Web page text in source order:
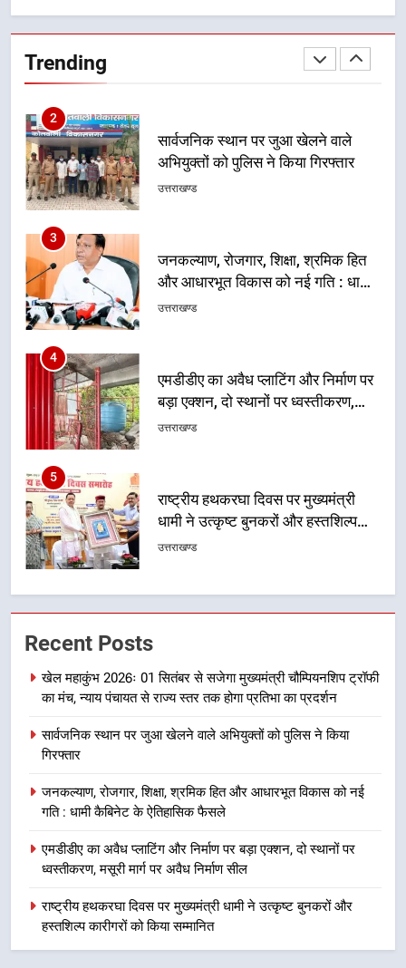
Trending
मुख्यमंत्री चौम्पियनशिप ट्रॉफी का मंच,
न्याय पंचायत से राज्य स्तर तक होगा
2
सार्वजनिक स्थान पर जुआ खेलने वाले
अभियुक्तों को पुलिस ने किया गिरफ्तार
उत्तराखण्ड
3
जनकल्याण, रोजगार, शिक्षा, श्रमिक हित
और आधारभूत विकास को नई गति : धामी
कैबिनेट के ऐतिहासिक फैसले
उत्तराखण्ड
4
एमडीडीए का अवैध प्लाटिंग और निर्माण पर
बड़ा एक्शन, दो स्थानों पर ध्वस्तीकरण,
मसूरी मार्ग पर अवैध निर्माण सील
उत्तराखण्ड
5
राष्ट्रीय हथकरघा दिवस पर मुख्यमंत्री
धामी ने उत्कृष्ट बुनकरों और हस्तशिल्प
कारीगरों को किया सम्मानित
उत्तराखण्ड
6
उत्तराखण्ड
मुख्यमंत्री धामी बोले- युवाओं को रोजगार
वाले महीनों में हजारों पदों पर की जाएगी
भर्ती
उत्तराखण्ड
दिल्ली-देहरादून आर्थिक कॉरिडोर से जुड़ी
का डीएम ने किया निरीक्षण; समयबद्ध एवं
गुणवत्तापूर्ण निर्माण सुनिश्चित करने के
निर्देश, सुरक्षा मानकों से कोई समझौता
उत्तराखण्ड
Recent Posts
खेल महाकुंभ 2026ः 01 सितंबर से सजेगा मुख्यमंत्री चौम्पियनशिप ट्रॉफी
का मंच, न्याय पंचायत से राज्य स्तर तक होगा प्रतिभा का प्रदर्शन
सार्वजनिक स्थान पर जुआ खेलने वाले अभियुक्तों को पुलिस ने किया
गिरफ्तार
जनकल्याण, रोजगार, शिक्षा, श्रमिक हित और आधारभूत विकास को नई
गति : धामी कैबिनेट के ऐतिहासिक फैसले
एमडीडीए का अवैध प्लाटिंग और निर्माण पर बड़ा एक्शन, दो स्थानों पर
ध्वस्तीकरण, मसूरी मार्ग पर अवैध निर्माण सील
राष्ट्रीय हथकरघा दिवस पर मुख्यमंत्री धामी ने उत्कृष्ट बुनकरों और
हस्तशिल्प कारीगरों को किया सम्मानित